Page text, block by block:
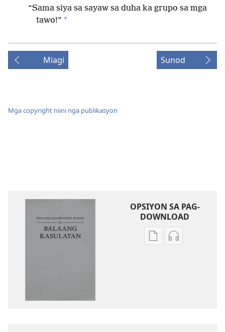
“Sama siya sa sayaw sa duha ka grupo sa mga
tawo!” *
Miagi Sunod
Mga copyright niini nga publikasyon
OPSIYON SA PAG-
DOWNLOAD
OpsiyonOpsiyon